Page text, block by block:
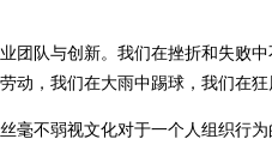
团队与创新。我们在挫折和失败
动，我们在大雨中踢球，我们在
毫不弱视文化对于一个人组织行